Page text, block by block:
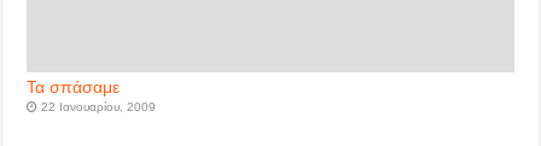
Τα σπάσαμε
22 Ιανουαρίου, 2009